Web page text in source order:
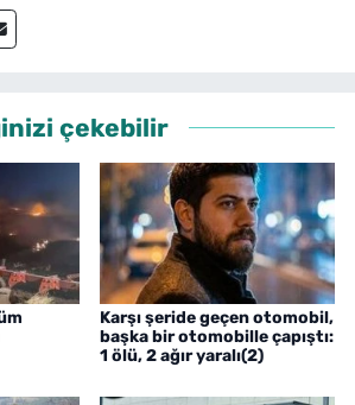
çekebilir
Karşı şeride geçen otomobil,
başka bir otomobille çapıştı:
1 ölü, 2 ağır yaralı(2)